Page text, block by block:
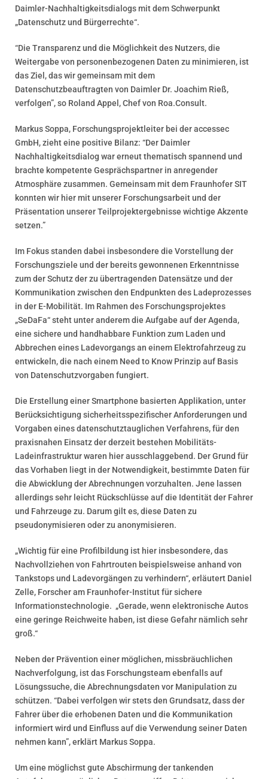
Daimler-Nachhaltigkeitsdialogs mit dem Schwerpunkt
„Datenschutz und Bürgerrechte“.
“Die Transparenz und die Möglichkeit des Nutzers, die
Weitergabe von personenbezogenen Daten zu minimieren, ist
das Ziel, das wir gemeinsam mit dem
Datenschutzbeauftragten von Daimler Dr. Joachim Rieß,
verfolgen”, so Roland Appel, Chef von Roa.Consult.
Markus Soppa, Forschungsprojektleiter bei der accessec
GmbH, zieht eine positive Bilanz: “Der Daimler
Nachhaltigkeitsdialog war erneut thematisch spannend und
brachte kompetente Gesprächspartner in anregender
Atmosphäre zusammen. Gemeinsam mit dem Fraunhofer SIT
konnten wir hier mit unserer Forschungsarbeit und der
Präsentation unserer Teilprojektergebnisse wichtige Akzente
setzen.”
Im Fokus standen dabei insbesondere die Vorstellung der
Forschungsziele und der bereits gewonnenen Erkenntnisse
zum der Schutz der zu übertragenden Datensätze und der
Kommunikation zwischen den Endpunkten des Ladeprozesses
in der E-Mobilität. Im Rahmen des Forschungsprojektes
„SeDaFa“ steht unter anderem die Aufgabe auf der Agenda,
eine sichere und handhabbare Funktion zum Laden und
Abbrechen eines Ladevorgangs an einem Elektrofahrzeug zu
entwickeln, die nach einem Need to Know Prinzip auf Basis
von Datenschutzvorgaben fungiert.
Die Erstellung einer Smartphone basierten Applikation, unter
Berücksichtigung sicherheitsspezifischer Anforderungen und
Vorgaben eines datenschutztauglichen Verfahrens, für den
praxisnahen Einsatz der derzeit bestehen Mobilitäts-
Ladeinfrastruktur waren hier ausschlaggebend. Der Grund für
das Vorhaben liegt in der Notwendigkeit, bestimmte Daten für
die Abwicklung der Abrechnungen vorzuhalten. Jene lassen
allerdings sehr leicht Rückschlüsse auf die Identität der Fahrer
und Fahrzeuge zu. Darum gilt es, diese Daten zu
pseudonymisieren oder zu anonymisieren.
„Wichtig für eine Profilbildung ist hier insbesondere, das
Nachvollziehen von Fahrtrouten beispielsweise anhand von
Tankstops und Ladevorgängen zu verhindern“, erläutert Daniel
Zelle, Forscher am Fraunhofer-Institut für sichere
Informationstechnologie. „Gerade, wenn elektronische Autos
eine geringe Reichweite haben, ist diese Gefahr nämlich sehr
groß.“
Neben der Prävention einer möglichen, missbräuchlichen
Nachverfolgung, ist das Forschungsteam ebenfalls auf
Lösungssuche, die Abrechnungsdaten vor Manipulation zu
schützen. “Dabei verfolgen wir stets den Grundsatz, dass der
Fahrer über die erhobenen Daten und die Kommunikation
informiert wird und Einfluss auf die Verwendung seiner Daten
nehmen kann”, erklärt Markus Soppa.
Um eine möglichst gute Abschirmung der tankenden